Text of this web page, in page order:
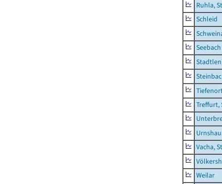
Ruhla,
Schleid
Seebach
Treffurt,
Vacha,
Weilar